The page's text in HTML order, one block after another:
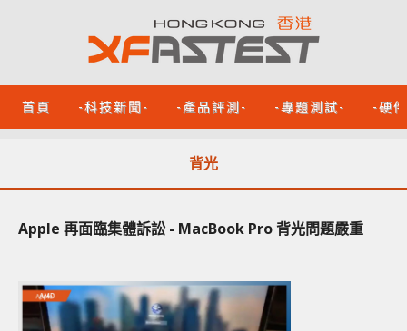
首頁 -科技新聞- -產品評測- -專題測試- -硬
背光
Apple 再面臨集體訴訟 - MacBook Pro 背光問題嚴重